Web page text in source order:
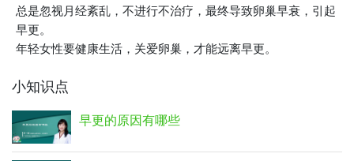
总是忽视月经紊乱，不进行不治疗，最终导致卵巢早衰，引起
早更。
年轻女性要健康生活，关爱卵巢，才能远离早更。
小知识点
早更的原因有哪些